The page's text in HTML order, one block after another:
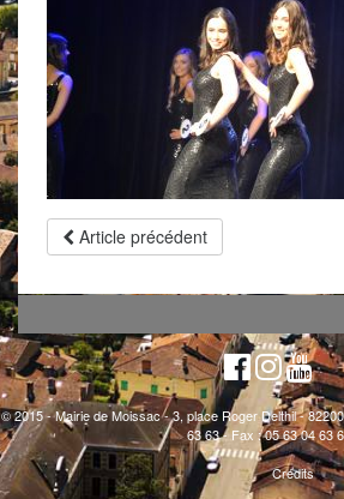
Article précédent
© 2015 - Mairie de Moissac - 3, place Roger Delthil -
63 63 - Fax : 05 63 04 63
Crédits